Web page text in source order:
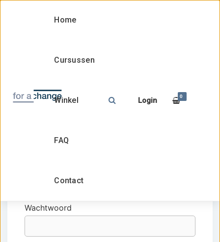
Home
Cursussen
Winkel
FAQ
Contact
Login 0
Meld je aan
Wachtwoord